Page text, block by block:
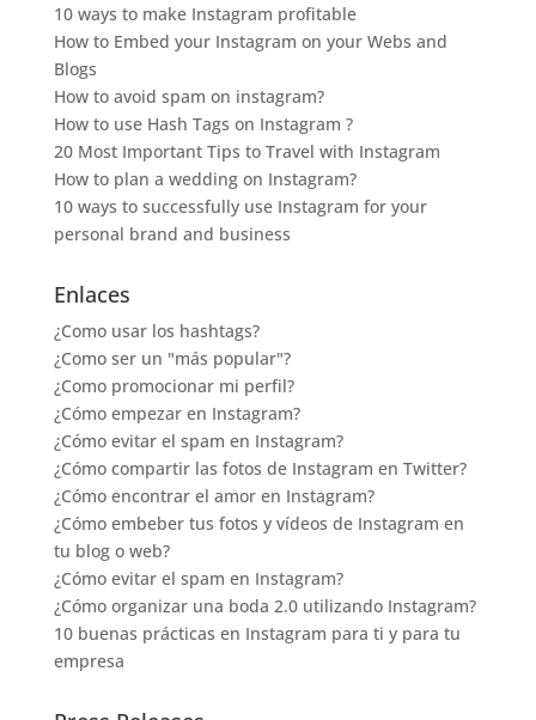
10 ways to make Instagram profitable
How to Embed your Instagram on your Webs and
Blogs
How to avoid spam on instagram?
How to use Hash Tags on Instagram ?
20 Most Important Tips to Travel with Instagram
How to plan a wedding on Instagram?
10 ways to successfully use Instagram for your
personal brand and business
Enlaces
¿Como usar los hashtags?
¿Como ser un "más popular"?
¿Como promocionar mi perfil?
¿Cómo empezar en Instagram?
¿Cómo evitar el spam en Instagram?
¿Cómo compartir las fotos de Instagram en Twitter?
¿Cómo encontrar el amor en Instagram?
¿Cómo embeber tus fotos y vídeos de Instagram en
tu blog o web?
¿Cómo evitar el spam en Instagram?
¿Cómo organizar una boda 2.0 utilizando Instagram?
10 buenas prácticas en Instagram para ti y para tu
empresa